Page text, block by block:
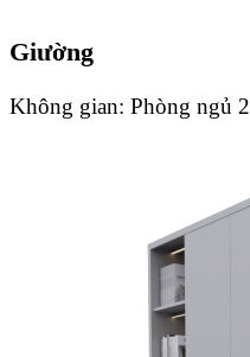
Giường
Không gian: Phòng ngủ 2